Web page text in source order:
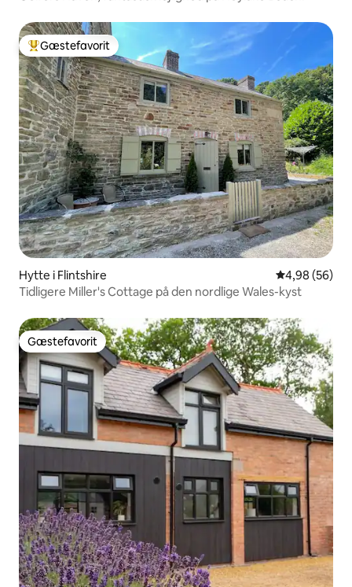
Bedste gæstefavorit
Gæstefavorit
Hytte i Flintshire 4,98 ud af 5 i
4,98 (56)
Tidligere Miller's Cottage på den nordlige Wales-kyst
Gæstefavorit
Gæstefavorit